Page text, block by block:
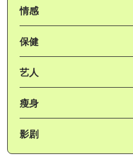
情感
保健
艺人
瘦身
影剧